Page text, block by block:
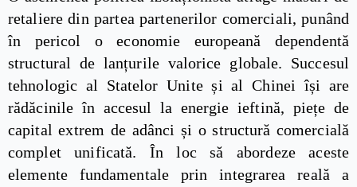
retaliere din partea partenerilor comerciali, punând
în pericol o economie europeană dependentă
structural de lanțurile valorice globale. Succesul
tehnologic al Statelor Unite și al Chinei își are
rădăcinile în accesul la energie ieftină, piețe de
capital extrem de adânci și o structură comercială
complet unificată. În loc să abordeze aceste
elemente fundamentale prin integrarea reală a